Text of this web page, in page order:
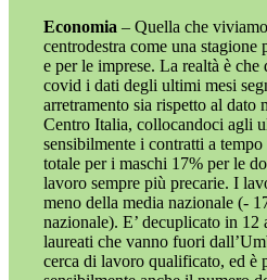
Economia – Quella che
centrodestra come una stagione
e per le imprese. La realtà è
covid i dati degli ultimi mesi
arretramento sia rispetto al dato
Centro Italia, collocandoci agli
sensibilmente i contratti a
totale per i maschi 17% per le
lavoro sempre più precarie. I
meno della media nazionale (-
nazionale). E’ decuplicato in
laureati che vanno fuori
cerca di lavoro qualificato, ed è